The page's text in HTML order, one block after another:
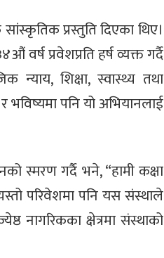
प्रस्तुति दिएका थिए।
वर्ष प्रवेशप्रति हर्ष व्यक्त गर्दै
शिक्षा, स्वास्थ्य तथा
भविष्यमा पनि यो अभियानलाई
स्मरण गर्दै भने, “हामी कक्षा
परिवेशमा पनि यस संस्थाले
नागरिकका क्षेत्रमा संस्थाको